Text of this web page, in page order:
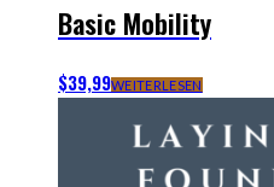
Basic Mobility
$39,99WEITERLESEN